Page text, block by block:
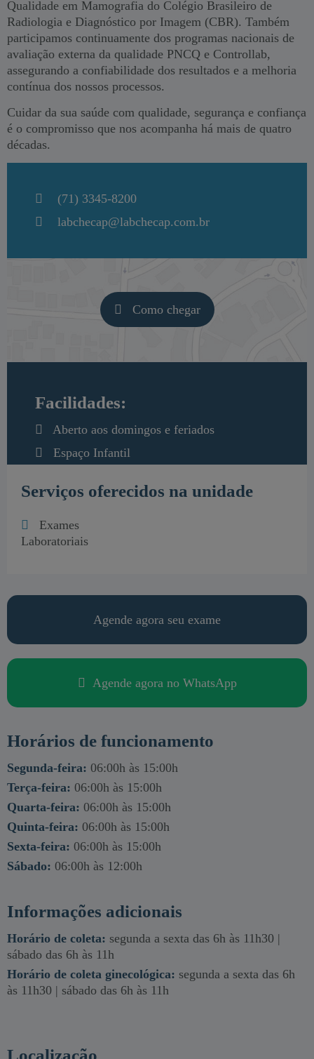
Qualidade em Mamografia do Colégio Brasileiro de
Radiologia e Diagnóstico por Imagem (CBR). Também
participamos continuamente dos programas nacionais de
avaliação externa da qualidade PNCQ e Controllab,
assegurando a confiabilidade dos resultados e a melhoria
contínua dos nossos processos.
Cuidar da sua saúde com qualidade, segurança e confiança
é o compromisso que nos acompanha há mais de quatro
décadas.
(71) 3345-8200
labchecap@labchecap.com.br
Como chegar
Facilidades:
Aberto aos domingos e feriados
Espaço Infantil
Serviços oferecidos na unidade
Exames
Laboratoriais
Agende agora seu exame
Agende agora no WhatsApp
Horários de funcionamento
Segunda-feira: 06:00h às 15:00h
Terça-feira: 06:00h às 15:00h
Quarta-feira: 06:00h às 15:00h
Quinta-feira: 06:00h às 15:00h
Sexta-feira: 06:00h às 15:00h
Sábado: 06:00h às 12:00h
Localização
Informações adicionais
Horário de coleta: segunda a sexta das 6h às 11h30 |
sábado das 6h às 11h
Horário de coleta ginecológica: segunda a sexta das 6h
às 11h30 | sábado das 6h às 11h